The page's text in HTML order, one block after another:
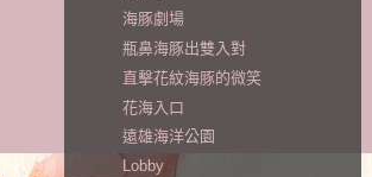
海豚劇場
瓶鼻海豚出雙入對
直擊花紋海豚的微笑
花海入口
遠雄海洋公園
Lobby